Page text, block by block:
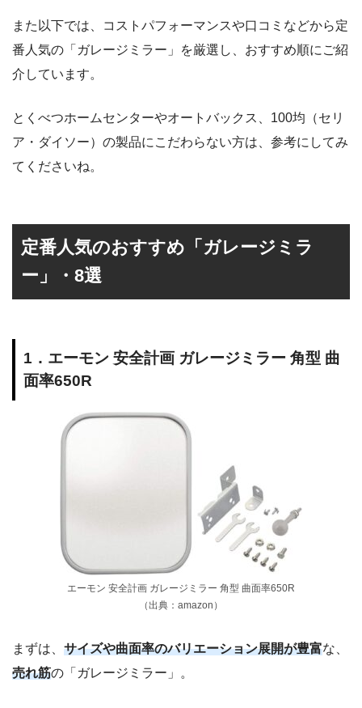
また以下では、コストパフォーマンスや口コミなどから定
番人気の「ガレージミラー」を厳選し、おすすめ順にご紹
介しています。
とくべつホームセンターやオートバックス、100均（セリ
ア・ダイソー）の製品にこだわらない方は、参考にしてみ
てくださいね。
定番人気のおすすめ「ガレージミラ
ー」・8選
1．エーモン 安全計画 ガレージミラー 角型 曲
面率650R
エーモン 安全計画 ガレージミラー 角型 曲面率650R
（出典：amazon）
まずは、 サイズや曲面率のバリエーション展開が豊富な、
売れ筋の「ガレージミラー」。